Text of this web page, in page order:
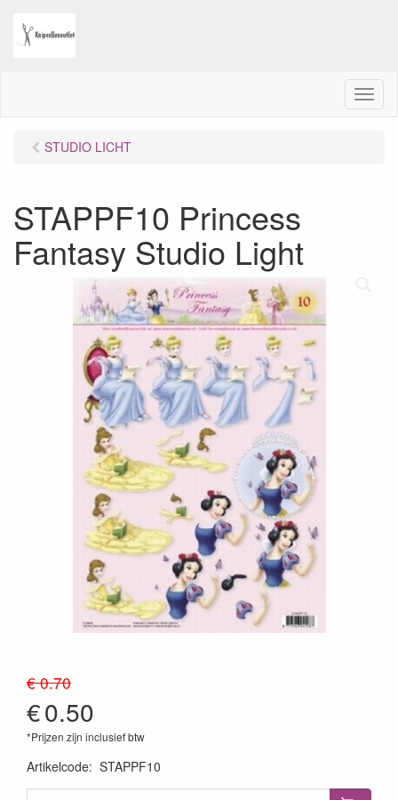
M
e
STUDIO LICHT
STAPPF10 Princess
Fantasy Studio Light
€ 0.70
€0.50
*Prijzen zijn inclusief btw
Artikelcode: STAPPF10